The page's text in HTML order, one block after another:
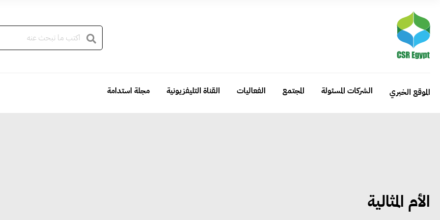
الموقع الخبري الشركات المسئولة المجتمع الفعاليات القناة التليفزيونية مجلة استدامة
الأم المثالية